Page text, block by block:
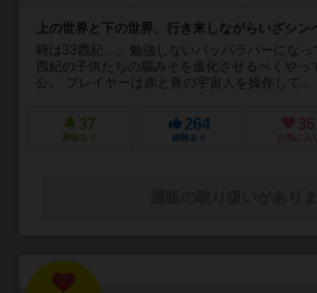
上の世界と下の世界、行き来しながらいざシン
時は33西紀…。勉強しないパッパラパーになっ
西紀の子供たちの脳みそを進化させるべくやっ
公。 プレイヤーは赤と青の宇宙人を操作して...
37
興味あり
264
経験あり
35
お気に入り